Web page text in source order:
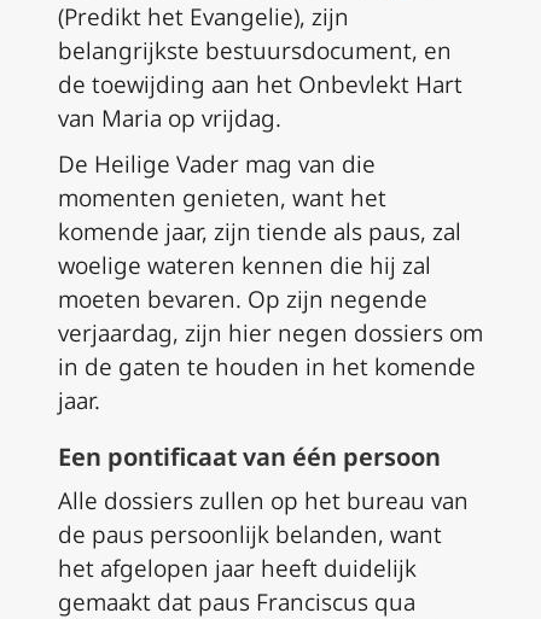
(Predikt het Evangelie), zijn
belangrijkste bestuursdocument, en
de toewijding aan het Onbevlekt Hart
van Maria op vrijdag.
De Heilige Vader mag van die
momenten genieten, want het
komende jaar, zijn tiende als paus, zal
woelige wateren kennen die hij zal
moeten bevaren. Op zijn negende
verjaardag, zijn hier negen dossiers om
in de gaten te houden in het komende
jaar.
Een pontificaat van één persoon
Alle dossiers zullen op het bureau van
de paus persoonlijk belanden, want
het afgelopen jaar heeft duidelijk
gemaakt dat paus Franciscus qua